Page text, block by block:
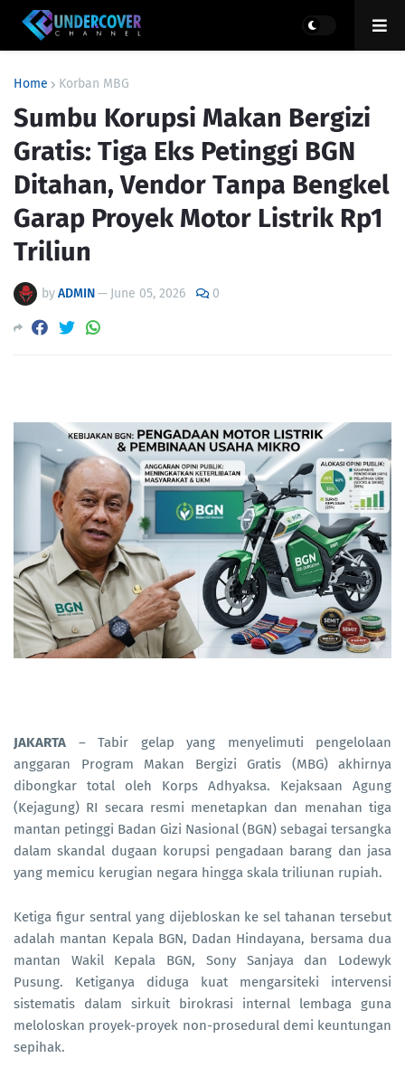
Home Korban MBG
Sumbu Korupsi Makan Bergizi
Gratis: Tiga Eks Petinggi BGN
Ditahan, Vendor Tanpa Bengkel
Garap Proyek Motor Listrik Rp1
Triliun
byADMIN— June 05, 2026 0
JAKARTA – Tabir gelap yang menyelimuti pengelolaan
anggaran Program Makan Bergizi Gratis (MBG) akhirnya
dibongkar total oleh Korps Adhyaksa. Kejaksaan Agung
(Kejagung) RI secara resmi menetapkan dan menahan tiga
mantan petinggi Badan Gizi Nasional (BGN) sebagai tersangka
dalam skandal dugaan korupsi pengadaan barang dan jasa
yang memicu kerugian negara hingga skala triliunan rupiah.
Ketiga figur sentral yang dijebloskan ke sel tahanan tersebut
adalah mantan Kepala BGN, Dadan Hindayana, bersama dua
mantan Wakil Kepala BGN, Sony Sanjaya dan Lodewyk
Pusung. Ketiganya diduga kuat mengarsiteki intervensi
sistematis dalam sirkuit birokrasi internal lembaga guna
meloloskan proyek-proyek non-prosedural demi keuntungan
sepihak.